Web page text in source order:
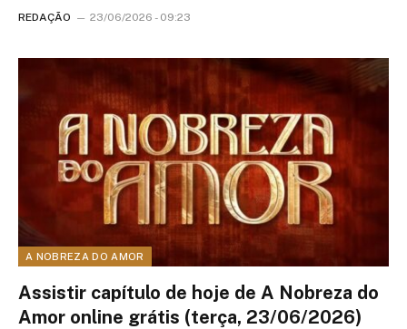
REDAÇÃO 23/06/2026 - 09:23
A NOBREZA DO AMOR
Assistir capítulo de hoje de A Nobreza do
Amor online grátis (terça, 23/06/2026)